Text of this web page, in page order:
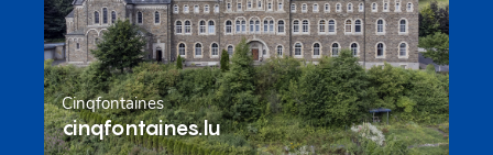
Cinqfontaines
cinqfontaines.lu